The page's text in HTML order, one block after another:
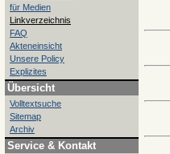
für Medien
Linkverzeichnis
FAQ
Akteneinsicht
Unsere Policy
Explizites
Übersicht
Volltextsuche
Sitemap
Archiv
Service & Kontakt